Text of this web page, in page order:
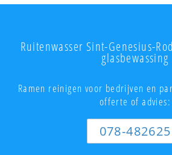
Ruitenwasser Sint-Genesius-
glasbewassing
Ramen reinigen voor bedrijven en
offerte of advies:
078-482625